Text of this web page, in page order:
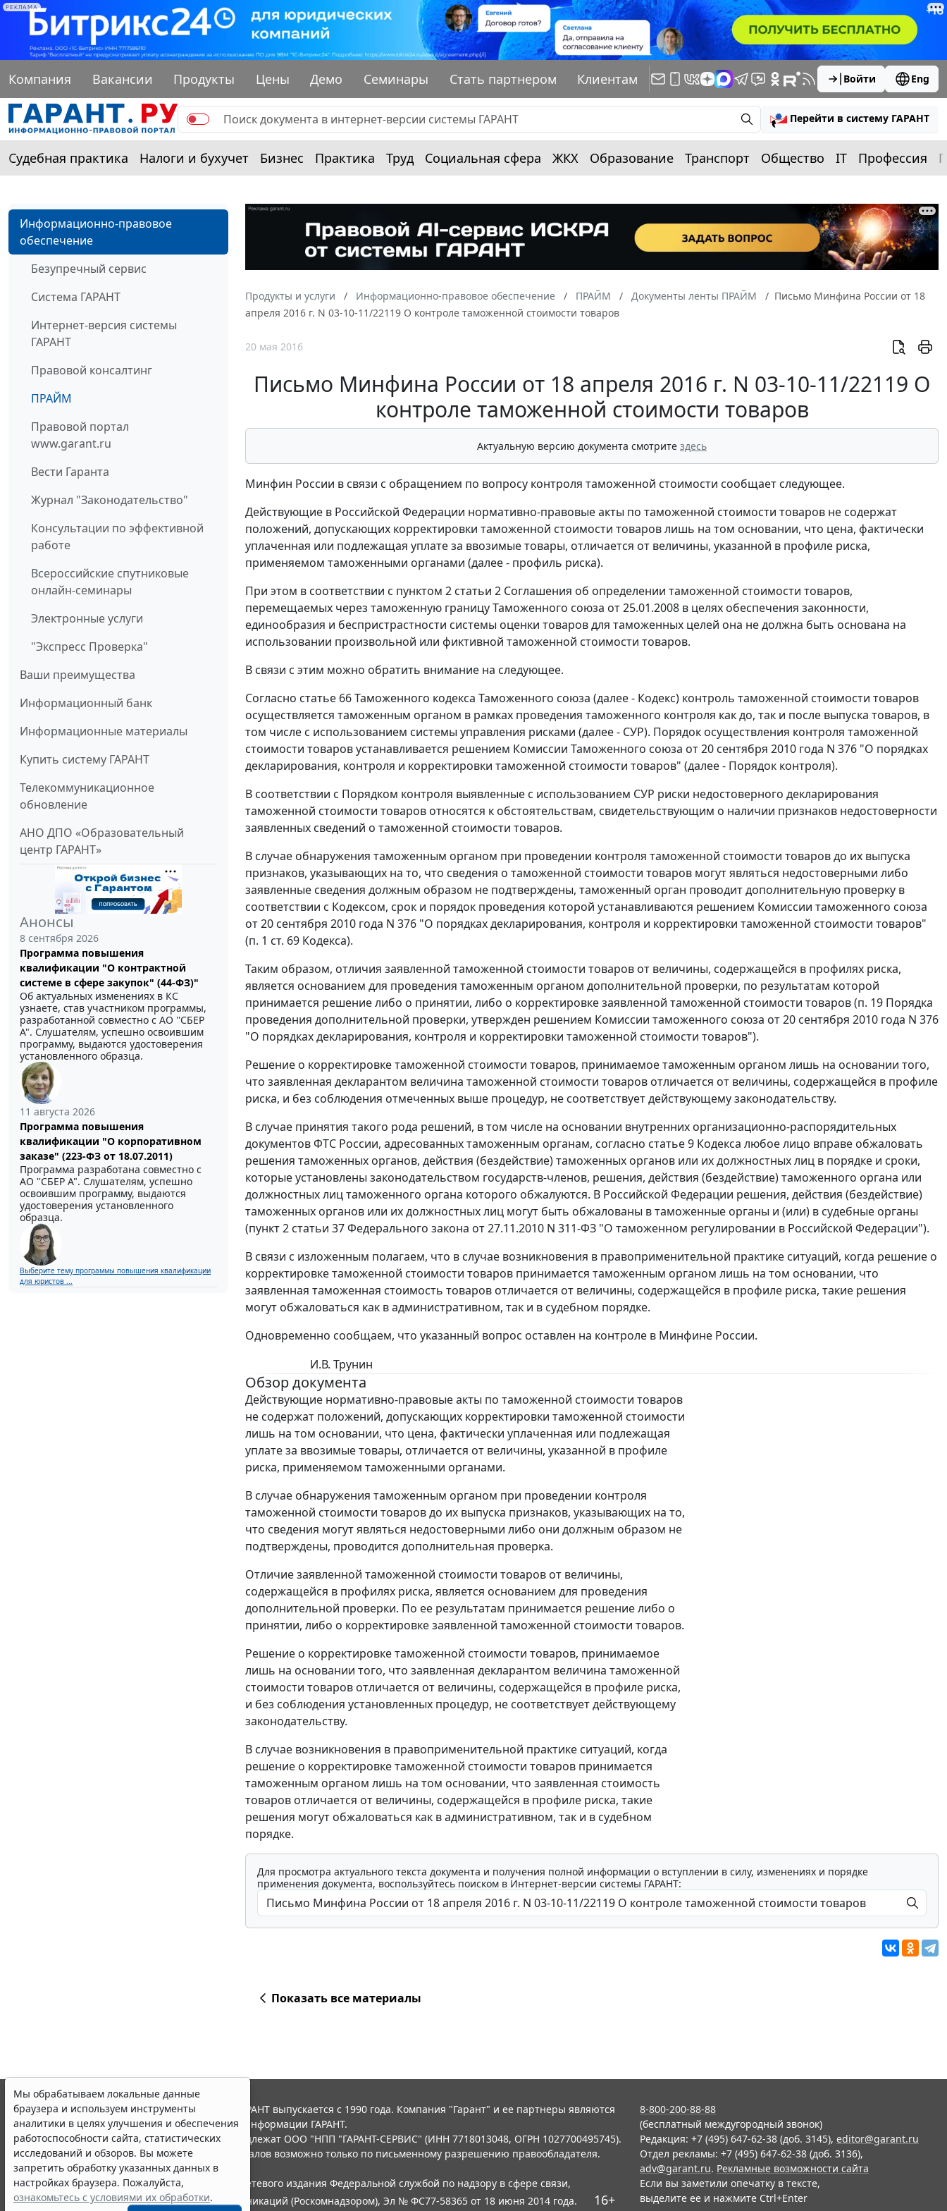
РЕКЛАМА
Компания Вакансии Продукты Цены Демо Семинары Стать партнером Клиентам Войти Eng
Перейти в систему ГАРАНТ
Судебная практика Налоги и бухучет Бизнес Практика Труд Социальная сфера ЖКХ Образование Транспорт Общество IT Профессия
Информационно-правовое
обеспечение
Безупречный сервис
Система ГАРАНТ
Интернет-версия системы
ГАРАНТ
Правовой консалтинг
ПРАЙМ
Правовой портал
www.garant.ru
Вести Гаранта
Журнал "Законодательство"
Консультации по эффективной
работе
Всероссийские спутниковые
онлайн-семинары
Электронные услуги
"Экспресс Проверка"
Ваши преимущества
Информационный банк
Информационные материалы
Купить систему ГАРАНТ
Телекоммуникационное
обновление
АНО ДПО «Образовательный
центр ГАРАНТ»
Анонсы
8 сентября 2026
Программа повышения
квалификации "О контрактной
системе в сфере закупок" (44-ФЗ)"
Об актуальных изменениях в КС
узнаете, став участником программы,
разработанной совместно с АО ''СБЕР
А". Слушателям, успешно освоившим
программу, выдаются удостоверения
установленного образца.
11 августа 2026
Программа повышения
квалификации "О корпоративном
заказе" (223-ФЗ от 18.07.2011)
Программа разработана совместно с
АО ''СБЕР А". Слушателям, успешно
освоившим программу, выдаются
удостоверения установленного
образца.
Выберите тему программы повышения квалификации
для юристов ...
Продукты и услуги Информационно-правовое обеспечение ПРАЙМ Документы ленты ПРАЙМ
Письмо Минфина России от 18
апреля 2016 г. N 03-10-11/22119 О контроле таможенной стоимости товаров
20 мая 2016
Письмо Минфина России от 18 апреля 2016 г. N 03-10-11/22119 О
контроле таможенной стоимости товаров
Актуальную версию документа смотрите здесь
Минфин России в связи с обращением по вопросу контроля таможенной стоимости сообщает следующее.
Действующие в Российской Федерации нормативно-правовые акты по таможенной стоимости товаров не содержат
положений, допускающих корректировки таможенной стоимости товаров лишь на том основании, что цена, фактически
уплаченная или подлежащая уплате за ввозимые товары, отличается от величины, указанной в профиле риска,
применяемом таможенными органами (далее - профиль риска).
При этом в соответствии с пунктом 2 статьи 2 Соглашения об определении таможенной стоимости товаров,
перемещаемых через таможенную границу Таможенного союза от 25.01.2008 в целях обеспечения законности,
единообразия и беспристрастности системы оценки товаров для таможенных целей она не должна быть основана на
использовании произвольной или фиктивной таможенной стоимости товаров.
В связи с этим можно обратить внимание на следующее.
Согласно статье 66 Таможенного кодекса Таможенного союза (далее - Кодекс) контроль таможенной стоимости товаров
осуществляется таможенным органом в рамках проведения таможенного контроля как до, так и после выпуска товаров, в
том числе с использованием системы управления рисками (далее - СУР). Порядок осуществления контроля таможенной
стоимости товаров устанавливается решением Комиссии Таможенного союза от 20 сентября 2010 года N 376 "О порядках
декларирования, контроля и корректировки таможенной стоимости товаров" (далее - Порядок контроля).
В соответствии с Порядком контроля выявленные с использованием СУР риски недостоверного декларирования
таможенной стоимости товаров относятся к обстоятельствам, свидетельствующим о наличии признаков недостоверности
заявленных сведений о таможенной стоимости товаров.
В случае обнаружения таможенным органом при проведении контроля таможенной стоимости товаров до их выпуска
признаков, указывающих на то, что сведения о таможенной стоимости товаров могут являться недостоверными либо
заявленные сведения должным образом не подтверждены, таможенный орган проводит дополнительную проверку в
соответствии с Кодексом, срок и порядок проведения которой устанавливаются решением Комиссии таможенного союза
от 20 сентября 2010 года N 376 "О порядках декларирования, контроля и корректировки таможенной стоимости товаров"
(п. 1 ст. 69 Кодекса).
Таким образом, отличия заявленной таможенной стоимости товаров от величины, содержащейся в профилях риска,
является основанием для проведения таможенным органом дополнительной проверки, по результатам которой
принимается решение либо о принятии, либо о корректировке заявленной таможенной стоимости товаров (п. 19 Порядка
проведения дополнительной проверки, утвержден решением Комиссии таможенного союза от 20 сентября 2010 года N 376
"О порядках декларирования, контроля и корректировки таможенной стоимости товаров").
Решение о корректировке таможенной стоимости товаров, принимаемое таможенным органом лишь на основании того,
что заявленная декларантом величина таможенной стоимости товаров отличается от величины, содержащейся в профиле
риска, и без соблюдения отмеченных выше процедур, не соответствует действующему законодательству.
В случае принятия такого рода решений, в том числе на основании внутренних организационно-распорядительных
документов ФТС России, адресованных таможенным органам, согласно статье 9 Кодекса любое лицо вправе обжаловать
решения таможенных органов, действия (бездействие) таможенных органов или их должностных лиц в порядке и сроки,
которые установлены законодательством государств-членов, решения, действия (бездействие) таможенного органа или
должностных лиц таможенного органа которого обжалуются. В Российской Федерации решения, действия (бездействие)
таможенных органов или их должностных лиц могут быть обжалованы в таможенные органы и (или) в судебные органы
(пункт 2 статьи 37 Федерального закона от 27.11.2010 N 311-ФЗ "О таможенном регулировании в Российской Федерации").
В связи с изложенным полагаем, что в случае возникновения в правоприменительной практике ситуаций, когда решение о
корректировке таможенной стоимости товаров принимается таможенным органом лишь на том основании, что
заявленная таможенная стоимость товаров отличается от величины, содержащейся в профиле риска, такие решения
могут обжаловаться как в административном, так и в судебном порядке.
Одновременно сообщаем, что указанный вопрос оставлен на контроле в Минфине России.
И.В. Трунин
Обзор документа
Действующие нормативно-правовые акты по таможенной стоимости товаров
не содержат положений, допускающих корректировки таможенной стоимости
лишь на том основании, что цена, фактически уплаченная или подлежащая
уплате за ввозимые товары, отличается от величины, указанной в профиле
риска, применяемом таможенными органами.
В случае обнаружения таможенным органом при проведении контроля
таможенной стоимости товаров до их выпуска признаков, указывающих на то,
что сведения могут являться недостоверными либо они должным образом не
подтверждены, проводится дополнительная проверка.
Отличие заявленной таможенной стоимости товаров от величины,
содержащейся в профилях риска, является основанием для проведения
дополнительной проверки. По ее результатам принимается решение либо о
принятии, либо о корректировке заявленной таможенной стоимости товаров.
Решение о корректировке таможенной стоимости товаров, принимаемое
лишь на основании того, что заявленная декларантом величина таможенной
стоимости товаров отличается от величины, содержащейся в профиле риска,
и без соблюдения установленных процедур, не соответствует действующему
законодательству.
В случае возникновения в правоприменительной практике ситуаций, когда
решение о корректировке таможенной стоимости товаров принимается
таможенным органом лишь на том основании, что заявленная стоимость
товаров отличается от величины, содержащейся в профиле риска, такие
решения могут обжаловаться как в административном, так и в судебном
порядке.
Для просмотра актуального текста документа и получения полной информации о вступлении в силу, изменениях и порядке
применения документа, воспользуйтесь поиском в Интернет-версии системы ГАРАНТ:
Показать все материалы
Мы обрабатываем локальные данные
браузера и используем инструменты
аналитики в целях улучшения и обеспечения
работоспособности сайта, статистических
исследований и обзоров. Вы можете
запретить обработку указанных данных в
настройках браузера. Пожалуйста,
ознакомьтесь с условиями их обработки.
© ООО "НПП "ГАРАНТ-СЕРВИС", 2026. Система ГАРАНТ выпускается с 1990 года. Компания "Гарант" и ее партнеры являются
участниками Российской ассоциации правовой информации ГАРАНТ.
Все права на материалы сайта ГАРАНТ.РУ принадлежат ООО "НПП "ГАРАНТ-СЕРВИС" (ИНН 7718013048, ОГРН 1027700495745).
Полное или частичное воспроизведение материалов возможно только по письменному разрешению правообладателя.
Правила использования портала.
Портал ГАРАНТ.РУ зарегистрирован в качестве сетевого издания Федеральной службой по надзору в сфере связи,
информационных технологий и массовых коммуникаций (Роскомнадзором), Эл № ФС77-58365 от 18 июня 2014 года.
16+
8-800-200-88-88
(бесплатный междугородный звонок)
Редакция: +7 (495) 647-62-38 (доб. 3145), editor@garant.ru
Отдел рекламы: +7 (495) 647-62-38 (доб. 3136),
adv@garant.ru. Рекламные возможности сайта
Если вы заметили опечатку в тексте,
выделите ее и нажмите Ctrl+Enter